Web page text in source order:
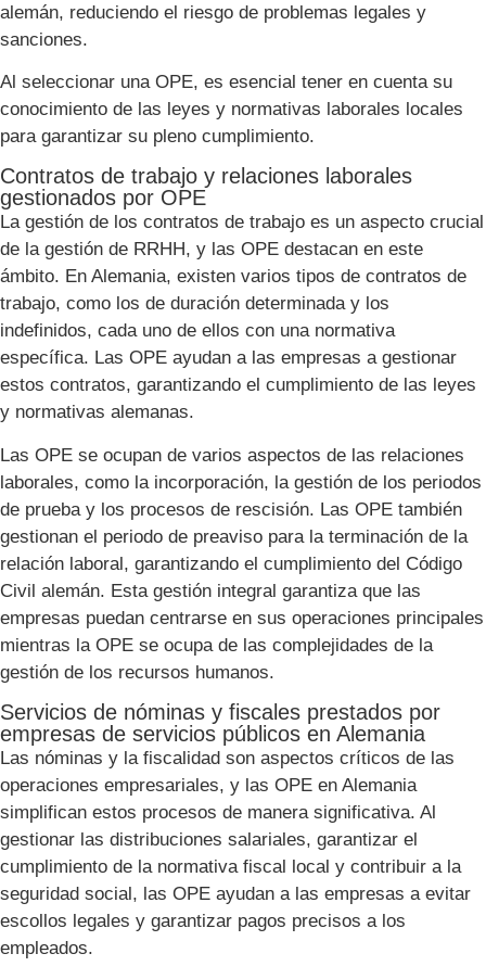
alemán, reduciendo el riesgo de problemas legales y
sanciones.
Al seleccionar una OPE, es esencial tener en cuenta su
conocimiento de las leyes y normativas laborales locales
para garantizar su pleno cumplimiento.
Contratos de trabajo y relaciones laborales
gestionados por OPE
La gestión de los contratos de trabajo es un aspecto crucial
de la gestión de RRHH, y las OPE destacan en este
ámbito. En Alemania, existen varios tipos de contratos de
trabajo, como los de duración determinada y los
indefinidos, cada uno de ellos con una normativa
específica. Las OPE ayudan a las empresas a gestionar
estos contratos, garantizando el cumplimiento de las leyes
y normativas alemanas.
Las OPE se ocupan de varios aspectos de las relaciones
laborales, como la incorporación, la gestión de los periodos
de prueba y los procesos de rescisión. Las OPE también
gestionan el periodo de preaviso para la terminación de la
relación laboral, garantizando el cumplimiento del Código
Civil alemán. Esta gestión integral garantiza que las
empresas puedan centrarse en sus operaciones principales
mientras la OPE se ocupa de las complejidades de la
gestión de los recursos humanos.
Servicios de nóminas y fiscales prestados por
empresas de servicios públicos en Alemania
Las nóminas y la fiscalidad son aspectos críticos de las
operaciones empresariales, y las OPE en Alemania
simplifican estos procesos de manera significativa. Al
gestionar las distribuciones salariales, garantizar el
cumplimiento de la normativa fiscal local y contribuir a la
seguridad social, las OPE ayudan a las empresas a evitar
escollos legales y garantizar pagos precisos a los
empleados.